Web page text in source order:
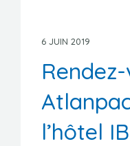
Formations
Stages/Emplois
Liens utiles
6 JUIN 2019
l’hôtel